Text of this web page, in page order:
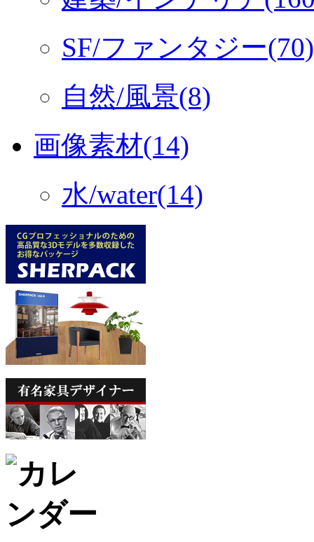
SF/ファンタジー(70)
自然/風景(8)
画像素材(14)
水/water(14)